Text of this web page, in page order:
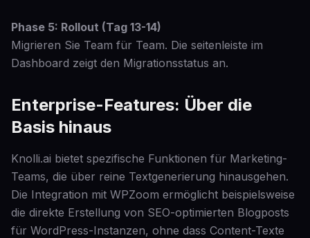
Phase 5: Rollout (Tag 13-14)
Migrieren Sie Team für Team. Die seitenleiste im
Dashboard zeigt den Migrationsstatus an.
Enterprise-Features: Über die
Basis hinaus
Knolli.ai bietet spezifische Funktionen für Marketing-
Teams, die über reine Textgenerierung hinausgehen.
Die Integration mit WPZoom ermöglicht beispielsweise
die direkte Erstellung von SEO-optimierten Blogposts
für WordPress-Instanzen, ohne dass Content-Texte